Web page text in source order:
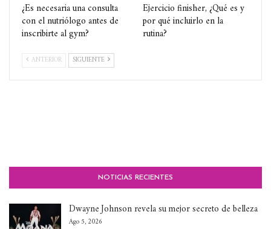
¿Es necesaria una consulta
con el nutriólogo antes de
inscribirte al gym?
Ejercicio finisher, ¿Qué es y
por qué incluirlo en la
rutina?
ANTERIOR SIGUIENTE
NOTICIAS RECIENTES
Dwayne Johnson revela su mejor secreto de belleza
Ago 5, 2026